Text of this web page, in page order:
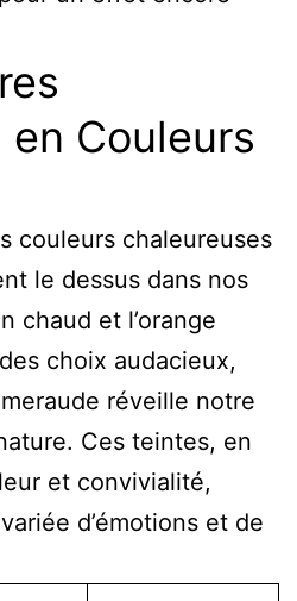
Couleurs
couleurs chaleureuses
le dessus dans nos
chaud et l’orange
choix audacieux,
réveille notre
Ces teintes, en
et convivialité,
d’émotions et de